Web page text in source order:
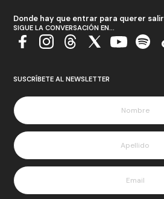
Donde hay que entrar para querer salir
SIGUE LA CONVERSACIÓN EN...
SUSCRÍBETE AL NEWSLETTER